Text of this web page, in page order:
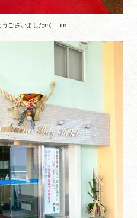
ございましたm(_ _)m